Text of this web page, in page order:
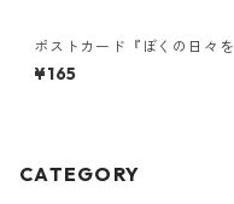
ポストカード『ぼくの日々を
輝かせるのは・・・』
¥165
CATEGORY